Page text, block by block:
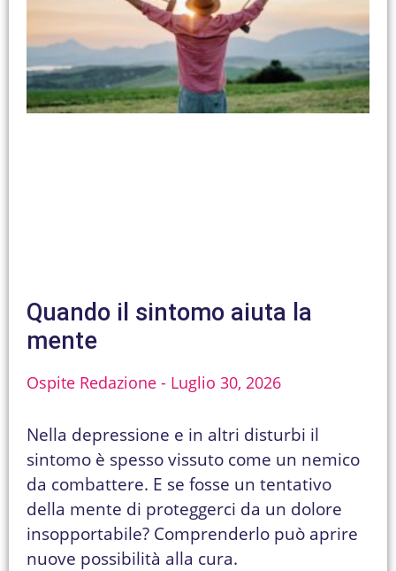
Quando il sintomo aiuta la
mente
Ospite Redazione Luglio 30, 2026
Nella depressione e in altri disturbi il
sintomo è spesso vissuto come un nemico
da combattere. E se fosse un tentativo
della mente di proteggerci da un dolore
insopportabile? Comprenderlo può aprire
nuove possibilità alla cura.